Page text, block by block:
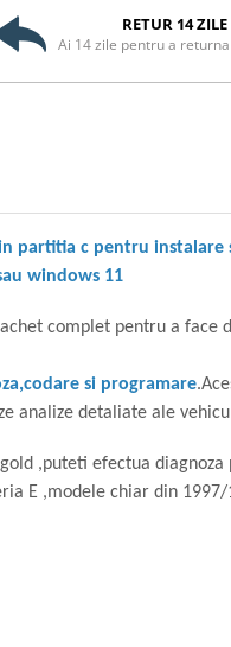
RETUR 14 ZILE
Ai 14 zile pentru a
partitia c pentru
windows 11
complet pentru a face
si programare
analize detaliate ale
,puteti efectua
E ,modele chiar din